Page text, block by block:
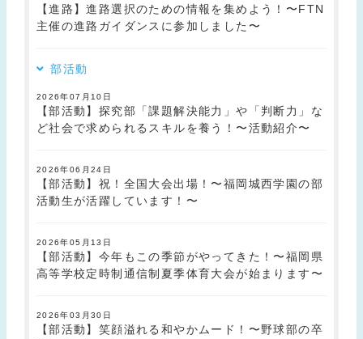
【進路】進路選択のための情報を集めよう！〜FTN
主催の進路ガイダンスに参加しました〜
部活動
2026年07月10日
【部活動】探究部「課題解決能力」や「判断力」な
ど社会で求められるスキルを養う！〜活動紹介〜
2026年06月24日
【部活動】祝！全国大会出場！〜福岡城西学園の部
活動生が活躍しています！〜
2026年05月13日
【部活動】今年もこの季節がやってきた！〜福岡県
高等学校定時制通信制夏季体育大会が始まります〜
2026年03月30日
【部活動】笑顔溢れる和やかムード！〜野球部の卒